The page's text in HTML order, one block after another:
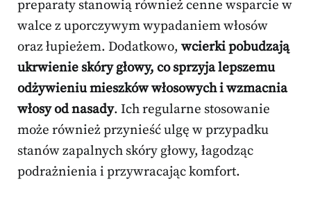
preparaty stanowią również cenne wsparcie w
walce z uporczywym wypadaniem włosów
oraz łupieżem. Dodatkowo, wcierki pobudzają
ukrwienie skóry głowy, co sprzyja lepszemu
odżywieniu mieszków włosowych i wzmacnia
włosy od nasady. Ich regularne stosowanie
może również przynieść ulgę w przypadku
stanów zapalnych skóry głowy, łagodząc
podrażnienia i przywracając komfort.